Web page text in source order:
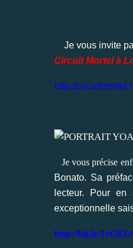
Je vous invite
Circuit Mortel à
http://
Je vous précise
Bonato. Sa
lecteur. Pour
exceptionnelle
http://bit.ly/